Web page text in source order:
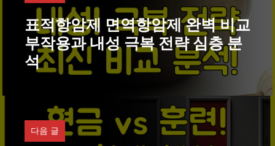
표적항암제 면역항암제 완벽 비교
부작용과 내성 극복 전략 심층 분
석
다음 글